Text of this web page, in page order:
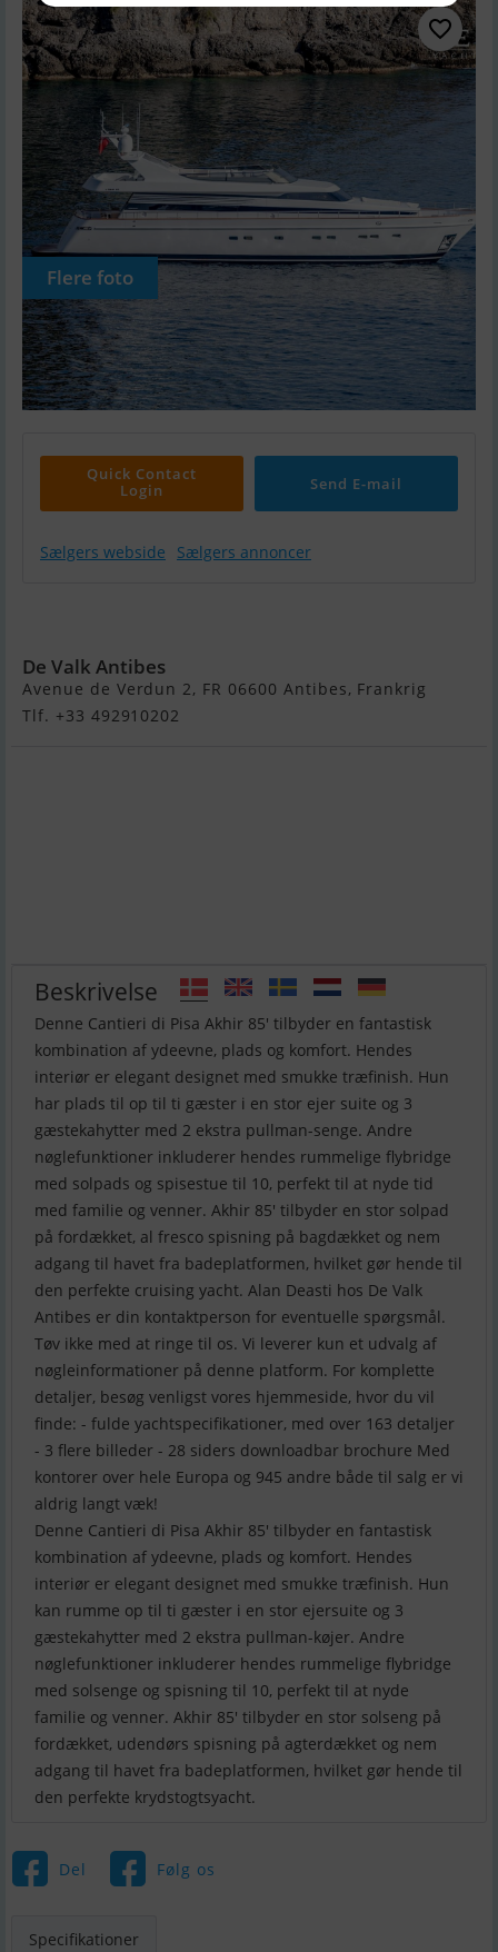
Flere foto
Quick Contact
Login
Send E-mail
Sælgers webside Sælgers annoncer
De Valk Antibes
Avenue de Verdun 2, FR 06600 Antibes, Frankrig
Tlf. +33 492910202
Beskrivelse
Denne Cantieri di Pisa Akhir 85' tilbyder en fantastisk
kombination af ydeevne, plads og komfort. Hendes
interiør er elegant designet med smukke træfinish. Hun
har plads til op til ti gæster i en stor ejer suite og 3
gæstekahytter med 2 ekstra pullman-senge. Andre
nøglefunktioner inkluderer hendes rummelige flybridge
med solpads og spisestue til 10, perfekt til at nyde tid
med familie og venner. Akhir 85' tilbyder en stor solpad
på fordækket, al fresco spisning på bagdækket og nem
adgang til havet fra badeplatformen, hvilket gør hende til
den perfekte cruising yacht. Alan Deasti hos De Valk
Antibes er din kontaktperson for eventuelle spørgsmål.
Tøv ikke med at ringe til os. Vi leverer kun et udvalg af
nøgleinformationer på denne platform. For komplette
detaljer, besøg venligst vores hjemmeside, hvor du vil
finde: - fulde yachtspecifikationer, med over 163 detaljer
- 3 flere billeder - 28 siders downloadbar brochure Med
kontorer over hele Europa og 945 andre både til salg er vi
aldrig langt væk!
Denne Cantieri di Pisa Akhir 85' tilbyder en fantastisk
kombination af ydeevne, plads og komfort. Hendes
interiør er elegant designet med smukke træfinish. Hun
kan rumme op til ti gæster i en stor ejersuite og 3
gæstekahytter med 2 ekstra pullman-køjer. Andre
nøglefunktioner inkluderer hendes rummelige flybridge
med solsenge og spisning til 10, perfekt til at nyde
familie og venner. Akhir 85' tilbyder en stor solseng på
fordækket, udendørs spisning på agterdækket og nem
adgang til havet fra badeplatformen, hvilket gør hende til
den perfekte krydstogtsyacht.
Del Følg os
Specifikationer